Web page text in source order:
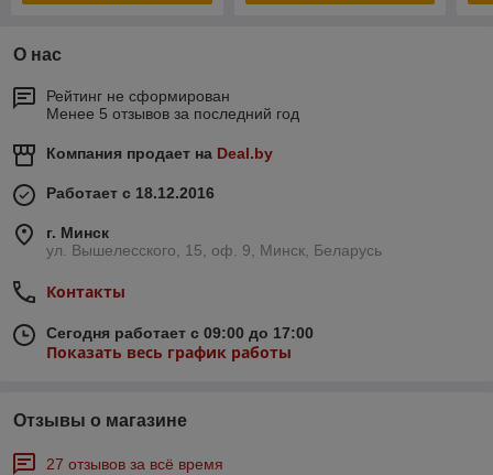
О нас
Рейтинг не сформирован
Менее 5 отзывов за последний год
Компания продает на Deal.by
Работает с 18.12.2016
г. Минск
ул. Вышелесского, 15, оф. 9, Минск, Беларусь
Контакты
Сегодня работает с 09:00 до 17:00
Показать весь график работы
Отзывы о магазине
27 отзывов за всё время